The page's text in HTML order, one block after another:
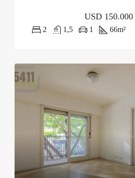
USD 150.000
2 1,5 1 66m²